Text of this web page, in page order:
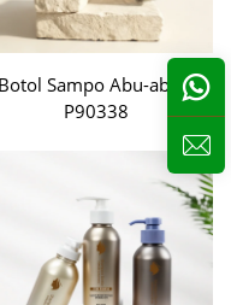
dan portabilitas.
merek e-
terus
desain
Botol-botol ini
berkepala 28/410
luar biasa
Botol Sampo Abu-abu –
P90338